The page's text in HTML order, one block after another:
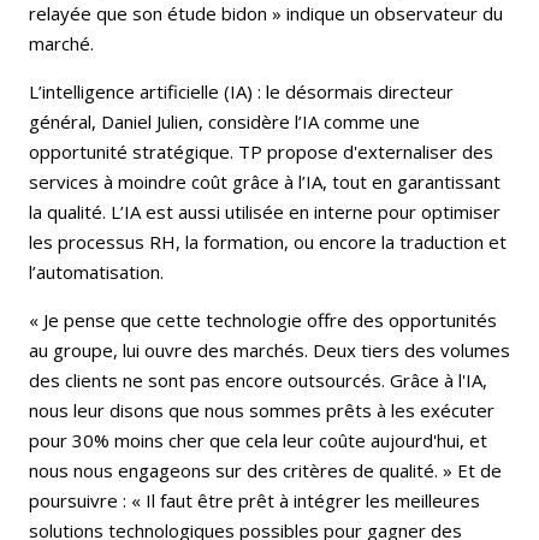
relayée que son étude bidon » indique un observateur du
marché.
L’intelligence artificielle (IA) : le désormais directeur
général, Daniel Julien, considère l’IA comme une
opportunité stratégique. TP propose d'externaliser des
services à moindre coût grâce à l’IA, tout en garantissant
la qualité. L’IA est aussi utilisée en interne pour optimiser
les processus RH, la formation, ou encore la traduction et
l’automatisation.
« Je pense que cette technologie offre des opportunités
au groupe, lui ouvre des marchés. Deux tiers des volumes
des clients ne sont pas encore outsourcés. Grâce à l'IA,
nous leur disons que nous sommes prêts à les exécuter
pour 30% moins cher que cela leur coûte aujourd'hui, et
nous nous engageons sur des critères de qualité. » Et de
poursuivre : « Il faut être prêt à intégrer les meilleures
solutions technologiques possibles pour gagner des